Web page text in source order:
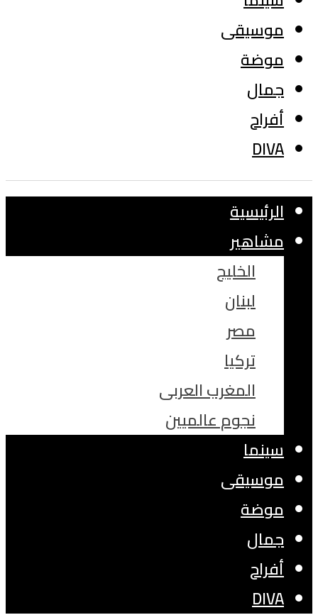
موسيقى
موضة
جمال
أفراح
DIVA
الرئيسية
مشاهير
الخليج
لبنان
مصر
تركيا
المغرب العربى
نجوم عالميين
سينما
موسيقى
موضة
جمال
أفراح
DIVA